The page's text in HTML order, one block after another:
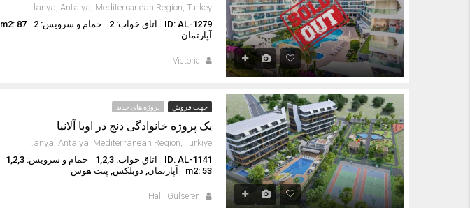
Avsallar, Alanya, Antalya, Mediterranean Region, Turkey
ID: AL-1279
اتاق خواب: 2 حمام و سرویس: 2
m2: 87
آپارتمان
Victoria
جهت فروش پروژه های جدید
یک پروژه خانوادگی دنج در اوبا آلانیا
Oba Mahallesi, Alanya, Antalya, Mediterranean Region, Türkiye
ID: AL-1141
اتاق خواب: 1,2,3
حمام و سرویس: 1,2,3
m2: 53
آپارتمان, دوبلکس, پنت هوس
Halil Gülseren